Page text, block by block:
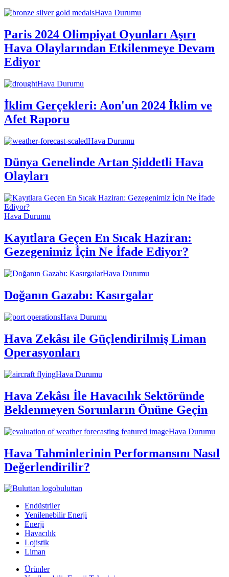
Hava Durumu
Paris 2024 Olimpiyat Oyunları Aşırı
Hava Olaylarından Etkilenmeye Devam
Ediyor
Hava Durumu
İklim Gerçekleri: Aon'un 2024 İklim ve
Afet Raporu
Hava Durumu
Dünya Genelinde Artan Şiddetli Hava
Olayları
Hava Durumu
Kayıtlara Geçen En Sıcak Haziran:
Gezegenimiz İçin Ne İfade Ediyor?
Hava Durumu
Doğanın Gazabı: Kasırgalar
Hava Durumu
Hava Zekâsı ile Güçlendirilmiş Liman
Operasyonları
Hava Durumu
Hava Zekâsı İle Havacılık Sektöründe
Beklenmeyen Sorunların Önüne Geçin
Hava Durumu
Hava Tahminlerinin Performansını Nasıl
Değerlendirilir?
buluttan
Endüstriler
Yenilenebilir Enerji
Enerji
Havacılık
Lojistik
Liman
Ürünler